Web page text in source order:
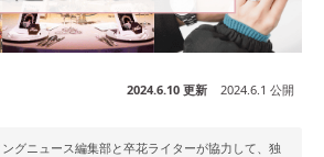
2024.6.10 更新 2024.6.1 公開
グニュース編集部と卒花ライターが協力して、独